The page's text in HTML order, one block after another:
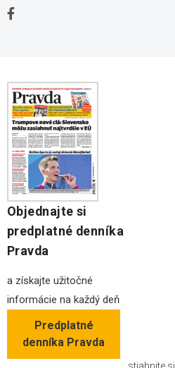
Stavebné pozemky
Objednajte si
predplatné denníka
Pravda
a získajte užitočné
informácie na každý deň
Predplatné
denníka Pravda